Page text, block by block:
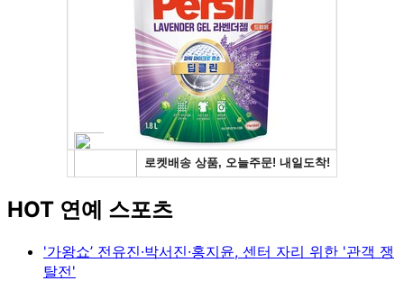
HOT 연예 스포츠
'가왕쇼’ 전유진·박서진·홍지윤, 센터 자리 위한 '관객 쟁
탈전'